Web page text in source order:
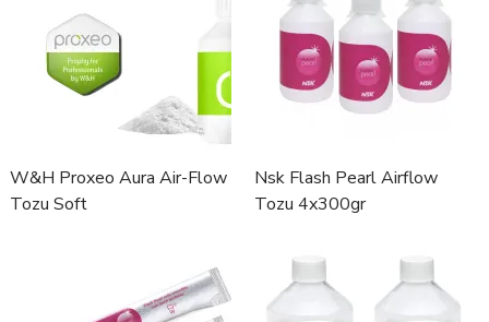
W&H Proxeo Aura Air-Flow
Tozu Soft
Nsk Flash Pearl Airflow
Tozu 4x300gr